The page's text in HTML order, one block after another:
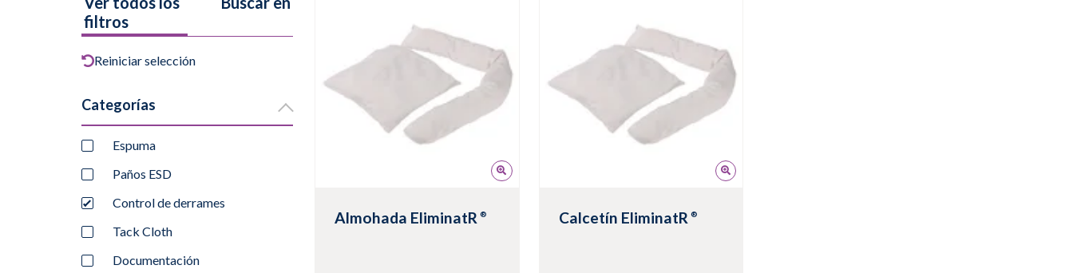
filtros
Reiniciar selección
Categorías
Espuma
Paños ESD
Control de derrames
Tack Cloth
Documentación
Almohada EliminatR ® Calcetín EliminatR ®